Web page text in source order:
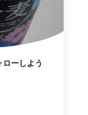
ローしよう